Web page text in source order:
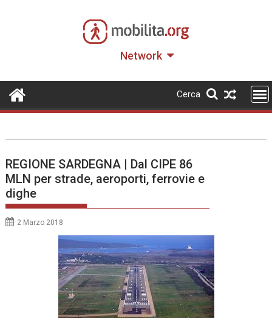
Network
Cerca
REGIONE SARDEGNA | Dal CIPE 86
MLN per strade, aeroporti, ferrovie e
dighe
2 Marzo 2018